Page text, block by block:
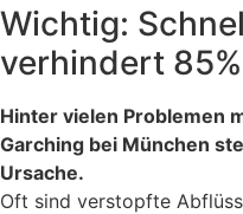
Wichtig:
verhindert
Hinter vielen Problemen
Garching bei München
Ursache.
Oft sind verstopfte